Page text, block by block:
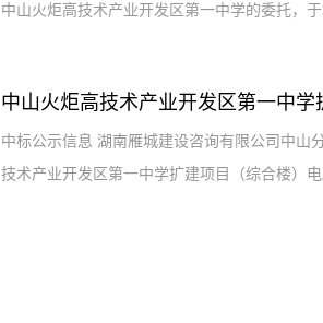
中山火炬高技术产业开发区第一中学的委托，
中山火炬高技术产业开发区第一中
中标公示信息 湖南雁城建设咨询有限公司中山
技术产业开发区第一中学扩建项目（综合楼）